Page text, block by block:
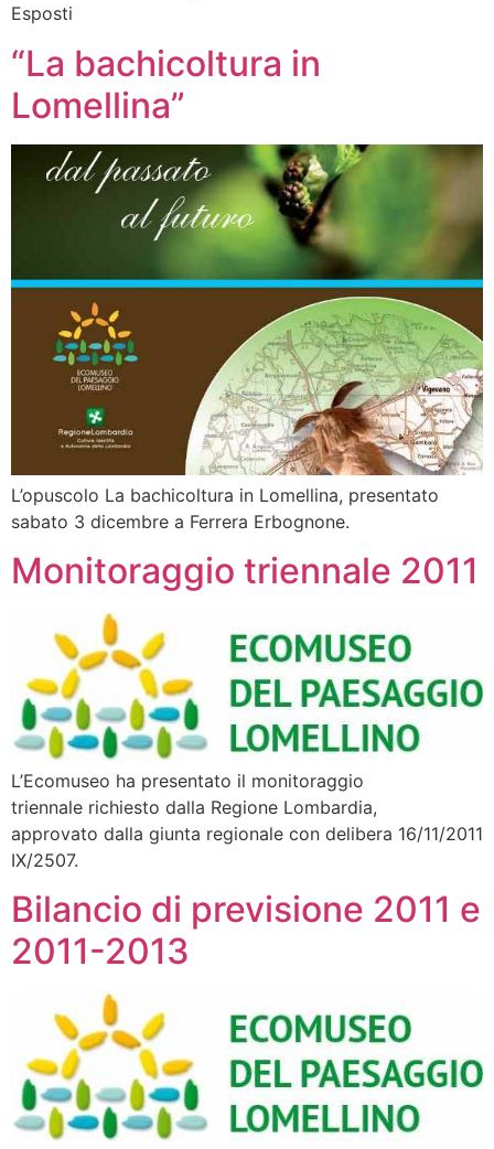
Esposti
“La bachicoltura in
Lomellina”
L’opuscolo La bachicoltura in Lomellina, presentato
sabato 3 dicembre a Ferrera Erbognone.
Monitoraggio triennale 2011
L’Ecomuseo ha presentato il monitoraggio
triennale richiesto dalla Regione Lombardia,
approvato dalla giunta regionale con delibera 16/11/2011
IX/2507.
Bilancio di previsione 2011 e
2011-2013